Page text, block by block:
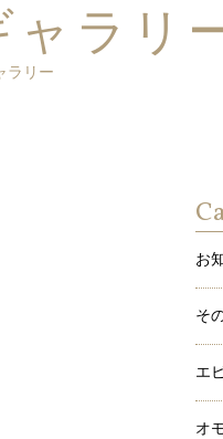
ラリ
ラリー
お
そ
エ
オ